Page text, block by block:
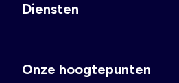
Diensten
Onze hoogtepunten